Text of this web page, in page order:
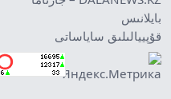
بايلانىس
قۇپييالىلىق ساياساتى